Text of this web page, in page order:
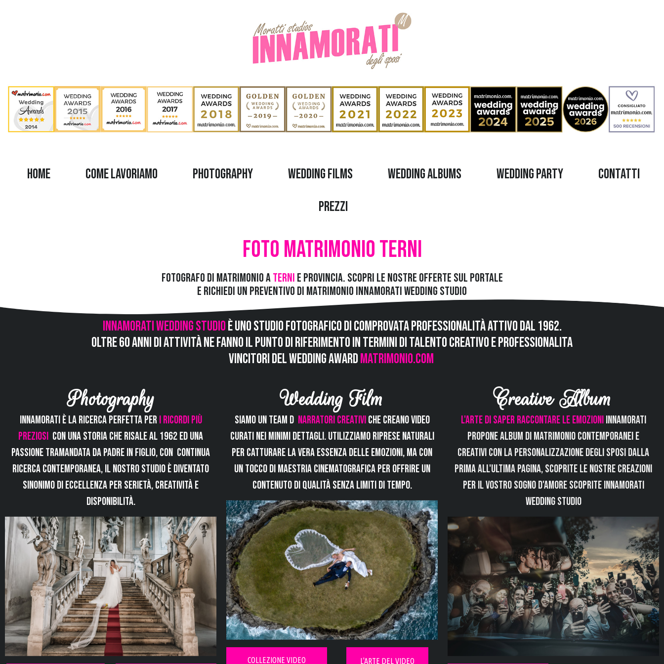
Home Come Lavoriamo Photography Wedding films Wedding Albums Wedding Party
Contatti
Prezzi
Foto Matrimonio Terni
Fotografo di Matrimonio aTerni e provincia. Scopri le nostre offerte sul portale
e richiedi un preventivo di matrimonio Innamorati Wedding Studio
Innamorati Wedding Studioè uno studio fotografico di comprovata professionalità attivo dal 1962.
oltre 60 anni di attività ne fanno il punto di riferimento in termini di talento creativo e professionalita
VINCITORI del wedding awardmatrimonio.com
Photography
Innamorati è la ricerca perfetta per i ricordi più
preziosi Con una storia che risale al 1962 ed una
passione tramandata da padre in figlio, con continua
ricerca contemporanea, il nostro studio è diventato
sinonimo di eccellenza per serietà, creatività e
disponibilità.
Esplora iReal Wedding
Wedding Film
Siamo un team di narratori creativi che creano video
curati nei minimi dettagli. Utilizziamo riprese naturali
per catturare la vera essenza delle emozioni, ma con
un tocco di maestria cinematografica per offrire un
contenuto di qualità senza limiti di tempo.
Esplora la collezione video diinnamorati
COLLEZIONE VIDEO L'ARTE DEL VIDEO
Creative Album
L'arte di saper raccontare le emozioniInnamorati
propone album di Matrimonio contemporanei e
creativi con la personalizzazione degli sposi dalla
prima all'ultima pagina,Scoprite le nostre creazioni
per il vostro sogno d'amore scoprite innamorati
wedding studio
Esplora lacollezione d'album